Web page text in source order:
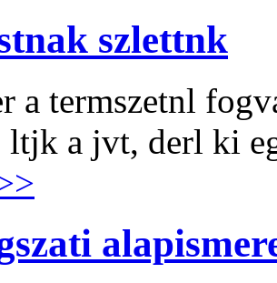
szlettnk
a termszetnl
ltjk a jvt, derl ki